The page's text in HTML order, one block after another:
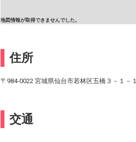
地図情報が取得できませんでした。
住所
〒984-0022 宮城県仙台市若林区五橋３－１－１
交通